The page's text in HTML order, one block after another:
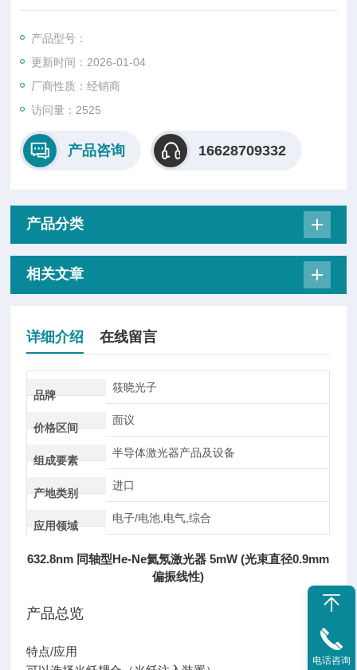
产品总览
可以选择光纤耦合（光纤注入装置）
干涉仪光源、导向光
用于检查光学元件、光纤零件等的光源。
产品型号：
更新时间：2026-01-04
厂商性质：经销商
访问量：2525
产品咨询 16628709332
产品分类
相关文章
详细介绍 在线留言
品牌
筱晓光子
价格区间
面议
组成要素
半导体激光器产品及设备
产地类别
进口
应用领域
电子/电池,电气,综合
632.8nm 同轴型He-Ne氦氖激光器 5mW (光束直径0.9mm
偏振线性)
产品总览
特点/应用
电话咨询